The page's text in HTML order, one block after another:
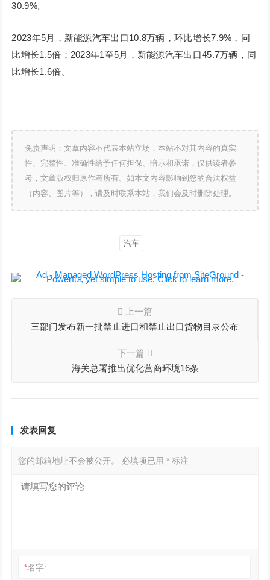
30.9%。
2023年5月，新能源汽车出口10.8万辆，环比增长7.9%，同
比增长1.5倍；2023年1至5月，新能源汽车出口45.7万辆，同
比增长1.6倍。
免责声明：文章内容不代表本站立场，本站不对其内容的真实
性、完整性、准确性给予任何担保、暗示和承诺，仅供读者参
考，文章版权归原作者所有。如本文内容影响到您的合法权益
（内容、图片等），请及时联系本站，我们会及时删除处理。
汽车
上一篇
三部门发布新一批禁止进口和禁止出口货物目录公布
下一篇
海关总署推出优化营商环境16条
发表回复
您的邮箱地址不会被公开。 必填项已用* 标注
*名字: